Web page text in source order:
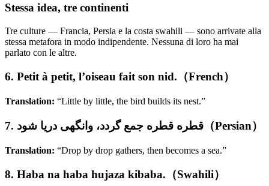
Stessa idea, tre continenti
Tre culture — Francia, Persia e la costa swahili — sono arrivate alla
stessa metafora in modo indipendente. Nessuna di loro ha mai
parlato con le altre.
6. Petit à petit, l’oiseau fait son nid.（French）
Translation: “Little by little, the bird builds its nest.”
7. قطره قطره جمع گردد، وانگهی دریا شود（Persian）
Translation: “Drop by drop gathers, then becomes a sea.”
8. Haba na haba hujaza kibaba.（Swahili）